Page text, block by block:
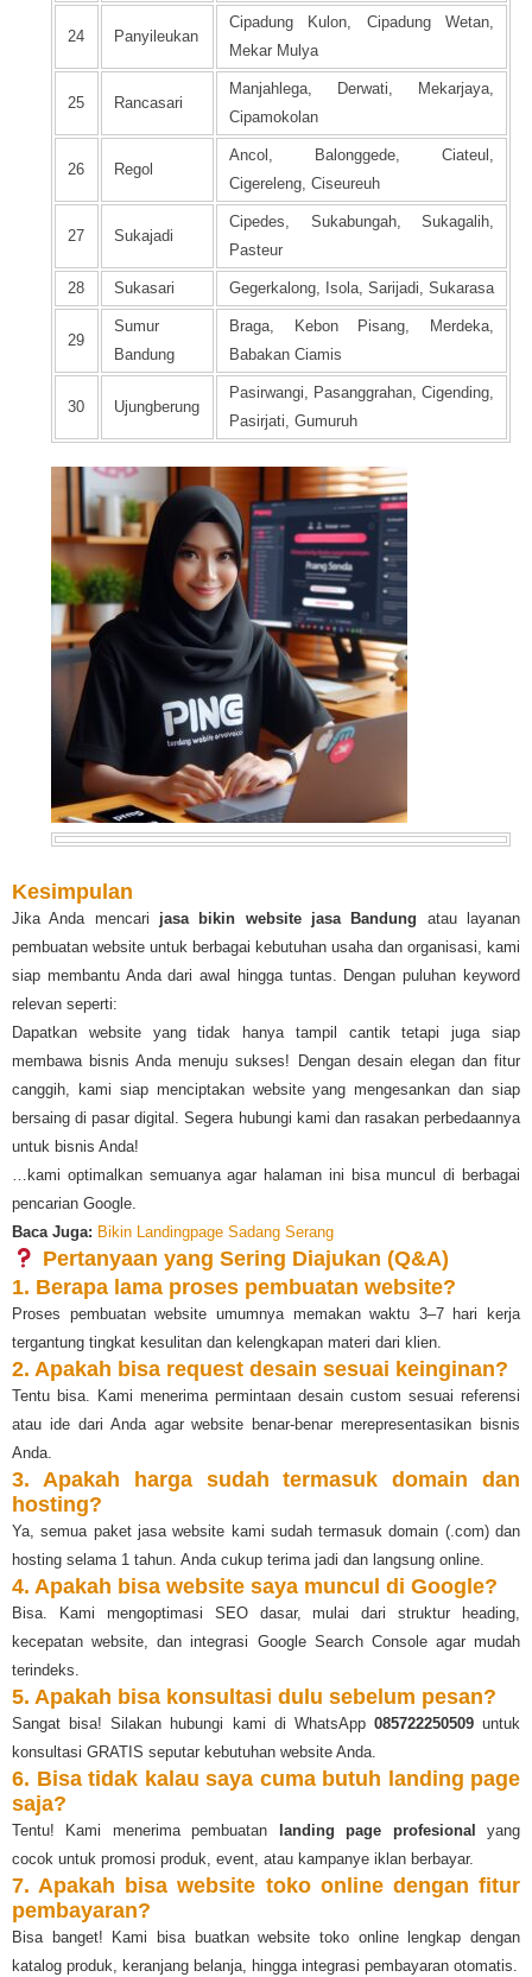
24 Panyileukan
Cipadung Kulon, Cipadung Wetan,
Mekar Mulya
25 Rancasari
Manjahlega, Derwati, Mekarjaya,
Cipamokolan
26 Regol
Ancol, Balonggede, Ciateul,
Cigereleng, Ciseureuh
27 Sukajadi
Cipedes, Sukabungah, Sukagalih,
Pasteur
28 Sukasari Gegerkalong, Isola, Sarijadi, Sukarasa
29
Sumur
Bandung
Braga, Kebon Pisang, Merdeka,
Babakan Ciamis
30 Ujungberung
Pasirwangi, Pasanggrahan, Cigending,
Pasirjati, Gumuruh
Kesimpulan
Jika Anda mencari jasa bikin website jasa Bandung atau layanan
pembuatan website untuk berbagai kebutuhan usaha dan organisasi, kami
siap membantu Anda dari awal hingga tuntas. Dengan puluhan keyword
relevan seperti:
Dapatkan website yang tidak hanya tampil cantik tetapi juga siap
membawa bisnis Anda menuju sukses! Dengan desain elegan dan fitur
canggih, kami siap menciptakan website yang mengesankan dan siap
bersaing di pasar digital. Segera hubungi kami dan rasakan perbedaannya
untuk bisnis Anda!
…kami optimalkan semuanya agar halaman ini bisa muncul di berbagai
pencarian Google.
Baca Juga: Bikin Landingpage Sadang Serang
Pertanyaan yang Sering Diajukan (Q&A)
1. Berapa lama proses pembuatan website?
Proses pembuatan website umumnya memakan waktu 3–7 hari kerja
tergantung tingkat kesulitan dan kelengkapan materi dari klien.
2. Apakah bisa request desain sesuai keinginan?
Tentu bisa. Kami menerima permintaan desain custom sesuai referensi
atau ide dari Anda agar website benar-benar merepresentasikan bisnis
Anda.
3. Apakah harga sudah termasuk domain dan
hosting?
Ya, semua paket jasa website kami sudah termasuk domain (.com) dan
hosting selama 1 tahun. Anda cukup terima jadi dan langsung online.
4. Apakah bisa website saya muncul di Google?
Bisa. Kami mengoptimasi SEO dasar, mulai dari struktur heading,
kecepatan website, dan integrasi Google Search Console agar mudah
terindeks.
5. Apakah bisa konsultasi dulu sebelum pesan?
Sangat bisa! Silakan hubungi kami di WhatsApp 085722250509untuk
konsultasi GRATIS seputar kebutuhan website Anda.
6. Bisa tidak kalau saya cuma butuh landing page
saja?
Tentu! Kami menerima pembuatan landing page profesional
yang
cocok untuk promosi produk, event, atau kampanye iklan berbayar.
7. Apakah bisa website toko online dengan fitur
pembayaran?
Bisa banget! Kami bisa buatkan website toko online lengkap dengan
katalog produk, keranjang belanja, hingga integrasi pembayaran otomatis.